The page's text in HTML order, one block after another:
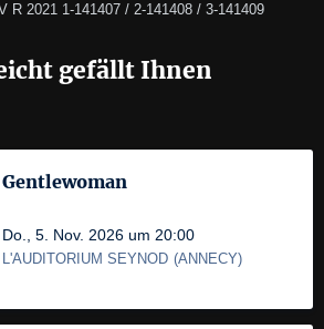
R 2021 1-141407 / 2-141408 / 3-141409
gefällt Ihnen
Gentlewoman
Do., 5. Nov. 2026 um 20:00
L'AUDITORIUM SEYNOD (ANNECY)